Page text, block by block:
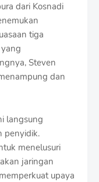
dari Kosnadi
tiga
Steven
dan
langsung
penyidik.
menelusuri
jaringan
upaya